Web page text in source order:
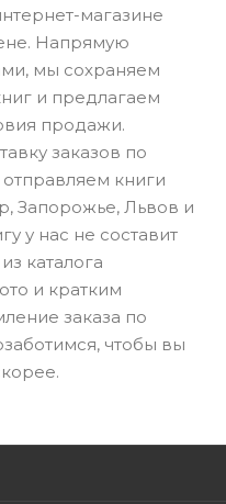
магазине
Напрямую
мы сохраняем
и предлагаем
продажи.
заказов по
книги
Запорожье, Львов и
у нас не составит
каталога
и кратким
заказа по
чтобы вы